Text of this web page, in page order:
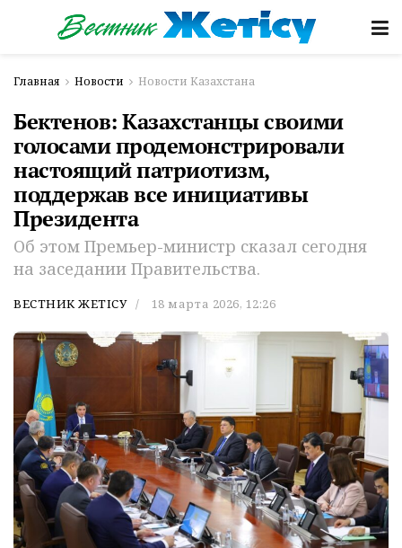
Главная Новости Новости Казахстана
Бектенов: Казахстанцы своими
голосами продемонстрировали
настоящий патриотизм,
поддержав все инициативы
Президента
Об этом Премьер-министр сказал сегодня
на заседании Правительства.
ВЕСТНИК ЖЕТІСУ 18 марта 2026, 12:26